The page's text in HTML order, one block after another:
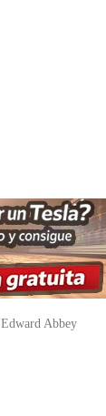
Edward Abbey